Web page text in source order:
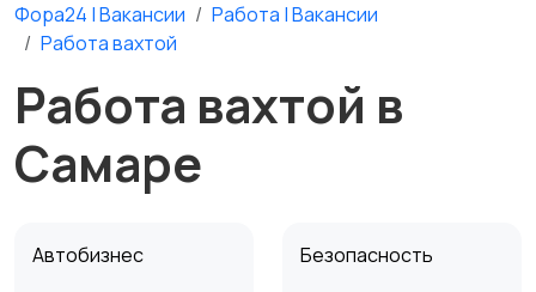
Фора24 | Вакансии
Работа | Вакансии
Работа вахтой
Работа вахтой в
Самаре
Автобизнес Безопасность